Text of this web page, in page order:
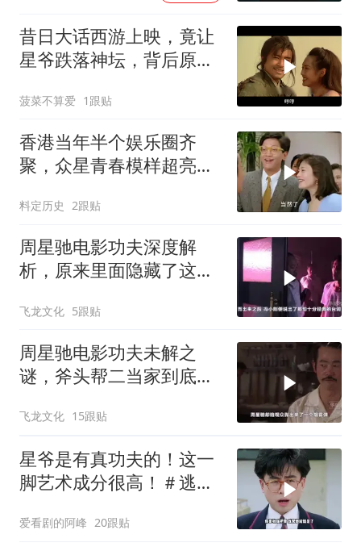
昔日大话西游上映，竟让
星爷跌落神坛，背后原因
菠菜不算爱 1跟贴
香港当年半个娱乐圈齐
聚，众星青春模样超亮
料定历史 2跟贴
周星驰电影功夫深度解
析，原来里面隐藏了这么
飞龙文化 5跟贴
周星驰电影功夫未解之
谜，斧头帮二当家到底是
飞龙文化 15跟贴
星爷是有真功夫的！这一
脚艺术成分很高！＃逃学
爱看剧的阿峰 20跟贴